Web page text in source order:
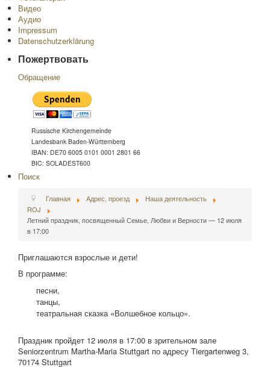
Видео
Аудио
Impressum
Datenschutzerklärung
Пожертвовать
Обращение
Russische Kirchengemeinde
Landesbank Baden-Württemberg
IBAN: DE70 6005 0101 0001 2801 66
BIC: SOLADEST600
Поиск
Главная Адрес, проезд
Наша деятельность
ROJ
Летний праздник, посвященный Семье, Любви и Верности — 12 июля
в 17:00
Приглашаются взрослые и дети!
В программе:
песни,
танцы,
театральная сказка «Волшебное кольцо».
Праздник пройдет 12 июля в 17:00 в зрительном зале
Seniorzentrum Martha-Maria Stuttgart по адресу Tiergartenweg 3,
70174 Stuttgart